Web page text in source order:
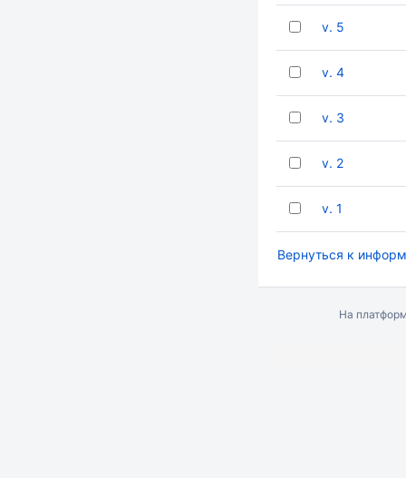
v. 5
v. 4
v. 3
v. 2
v. 1
Вернуться к
На